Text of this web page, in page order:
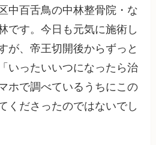
中百舌鳥の中林整骨院・な
です。今日も元気に施術し
が、帝王切開後からずっと
いったいいつになったら治
ホで調べているうちにこの
くださったのではないでし